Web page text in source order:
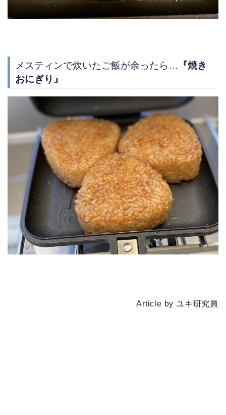
メスティンで炊いたご飯が余ったら… 『焼き
おにぎり』
Article by ユキ研究員